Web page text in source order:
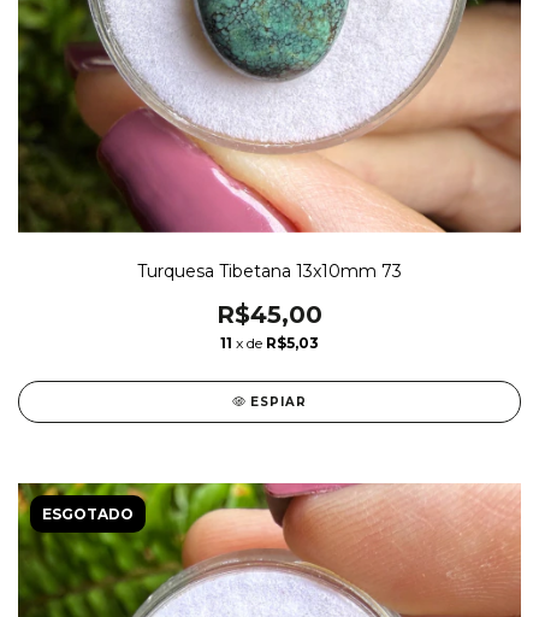
Turquesa Tibetana 13x10mm 73
R$45,00
11 x de R$5,03
ESPIAR
ESGOTADO